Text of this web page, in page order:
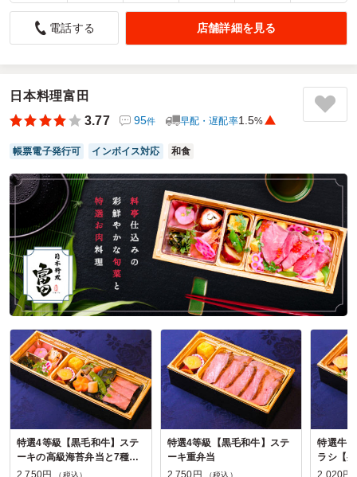
4.0 株式会社アルビオン千葉支店
セミナー用お弁当でお願いしました。
彩りがとてもよく、見た目から楽しめるお弁当でした。主
セミナーの合間にちょうどよいボリュームで、最後まで集中
とてもおいしかったのでお客様に好評でした。
ご利用シーン：会議・セミナー ›セミナー
参加者の年齢：－男女比：女性のみ
千葉県千葉市美浜区中瀬
2026/06/18
京懐石村瀬の口コミをもっと見る
電話する 店舗詳細を見る
日本料理富田
3.77
95件 早配・遅配率1.5%
帳票電子発行可 インボイス対応 和食
特選4等級【黒毛和牛】ステ
ーキの高級海苔弁当と7種の
副菜【彩り御膳】
2,750円 （税込）
特選4等級【黒毛和牛】ステ
ーキ重弁当
2,750円
（税込）
特選牛
ラシ【
2,020円